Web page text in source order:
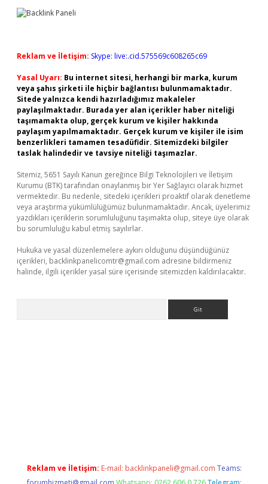
Reklam ve İletişim: Skype: live:.cid.575569c608265c69
Yasal Uyarı: Bu internet sitesi, herhangi bir marka, kurum
veya şahıs şirketi ile hiçbir bağlantısı bulunmamaktadır.
Sitede yalnızca kendi hazırladığımız makaleler
paylaşılmaktadır. Burada yer alan içerikler haber niteliği
taşımamakta olup, gerçek kurum ve kişiler hakkında
paylaşım yapılmamaktadır. Gerçek kurum ve kişiler ile isim
benzerlikleri tamamen tesadüfidir. Sitemizdeki bilgiler
taslak halindedir ve tavsiye niteliği taşımazlar.
Sitemiz, 5651 Sayılı Kanun gereğince Bilgi Teknolojileri ve İletişim
Kurumu (BTK) tarafından onaylanmış bir Yer Sağlayıcı olarak hizmet
vermektedir. Bu nedenle, sitedeki içerikleri proaktif olarak denetleme
veya araştırma yükümlülüğümüz bulunmamaktadır. Ancak, üyelerimiz
yazdıkları içeriklerin sorumluluğunu taşımakta olup, siteye üye olarak
bu sorumluluğu kabul etmiş sayılırlar.
Hukuka ve yasal düzenlemelere aykırı olduğunu düşündüğünüz
içerikleri, backlinkpanelicomtr@gmail.com adresine bildirmeniz
halinde, ilgili içerikler yasal süre içerisinde sitemizden kaldırılacaktır.
Reklam ve İletişim: E-mail: backlinkpaneli@gmail.com Teams: